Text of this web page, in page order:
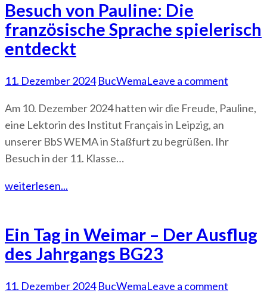
Besuch von Pauline: Die
französische Sprache spielerisch
entdeckt
11. Dezember 2024 BucWemaLeave a comment
Am 10. Dezember 2024 hatten wir die Freude, Pauline,
eine Lektorin des Institut Français in Leipzig, an
unserer BbS WEMA in Staßfurt zu begrüßen. Ihr
Besuch in der 11. Klasse…
weiterlesen...
Ein Tag in Weimar – Der Ausflug
des Jahrgangs BG23
11. Dezember 2024 BucWemaLeave a comment